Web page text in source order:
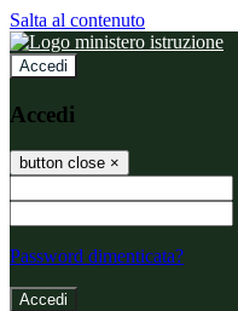
Salta al contenuto
Accedi
Accedi
button close ×
Password dimenticata?